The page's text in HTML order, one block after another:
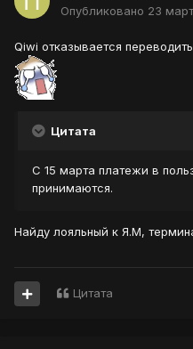
Опубликовано 23
Qiwi отказывается
Цитата
C 15 марта платежи в
принимаются.
Найду лояльный к Я.М,
Цитата